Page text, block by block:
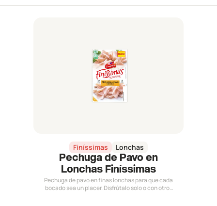
Finíssimas Lonchas
Pechuga de Pavo en
Lonchas Finíssimas
Pechuga de pavo en finas lonchas para que cada
bocado sea un placer. Disfrútalo solo o con otros